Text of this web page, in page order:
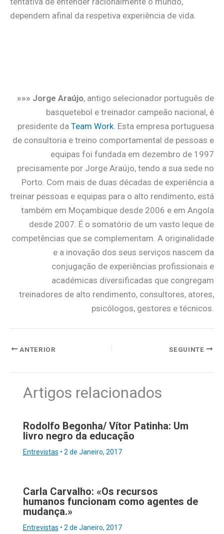
dependem afinal da respetiva experiência de vida.
»»» Jorge Araújo, antigo selecionador português de
basquetebol e treinador campeão nacional, é
presidente da Team Work. Esta empresa portuguesa
de consultoria e treino comportamental de pessoas e
equipas foi fundada em dezembro de 1997
precisamente por Jorge Araújo, tendo a sua sede no
Porto. Com mais de duas décadas de experiência a
treinar pessoas e equipas para o alto rendimento, está
também em Moçambique desde 2006 e em Angola
desde 2007. É o somatório de um vasto leque de
competências que se complementam. A originalidade
e a inovação dos seus serviços nascem da
conjugação de experiências profissionais e
académicas diversificadas que congregam
treinadores de alto rendimento, consultores, atores,
psicólogos, gestores e técnicos.
ANTERIOR SEGUINTE
Artigos relacionados
Rodolfo Begonha/ Vítor Patinha: Um
livro negro da educação
Entrevistas • 2 de Janeiro, 2017
Carla Carvalho: «Os recursos
humanos funcionam como agentes de
mudança.»
Entrevistas • 2 de Janeiro, 2017